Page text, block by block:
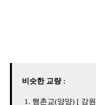
비슷한 교량 :
행촌교(양양) [ 강